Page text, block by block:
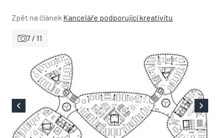
Zpět na článek Kanceláře podporující kreativitu
7 / 11